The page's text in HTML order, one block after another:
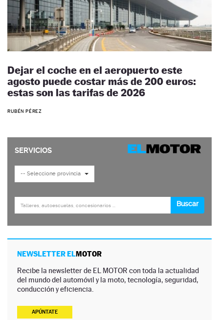
Dejar el coche en el aeropuerto este
agosto puede costar más de 200 euros:
estas son las tarifas de 2026
RUBÉN PÉREZ
NEWSLETTER ELMOTOR
Recibe la newsletter de EL MOTOR con toda la actualidad
del mundo del automóvil y la moto, tecnología, seguridad,
conducción y eficiencia.
APÚNTATE